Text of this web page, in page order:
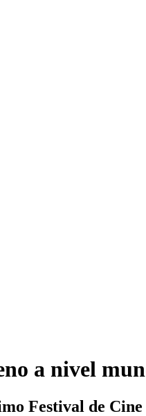
a nivel
Festival de Cine